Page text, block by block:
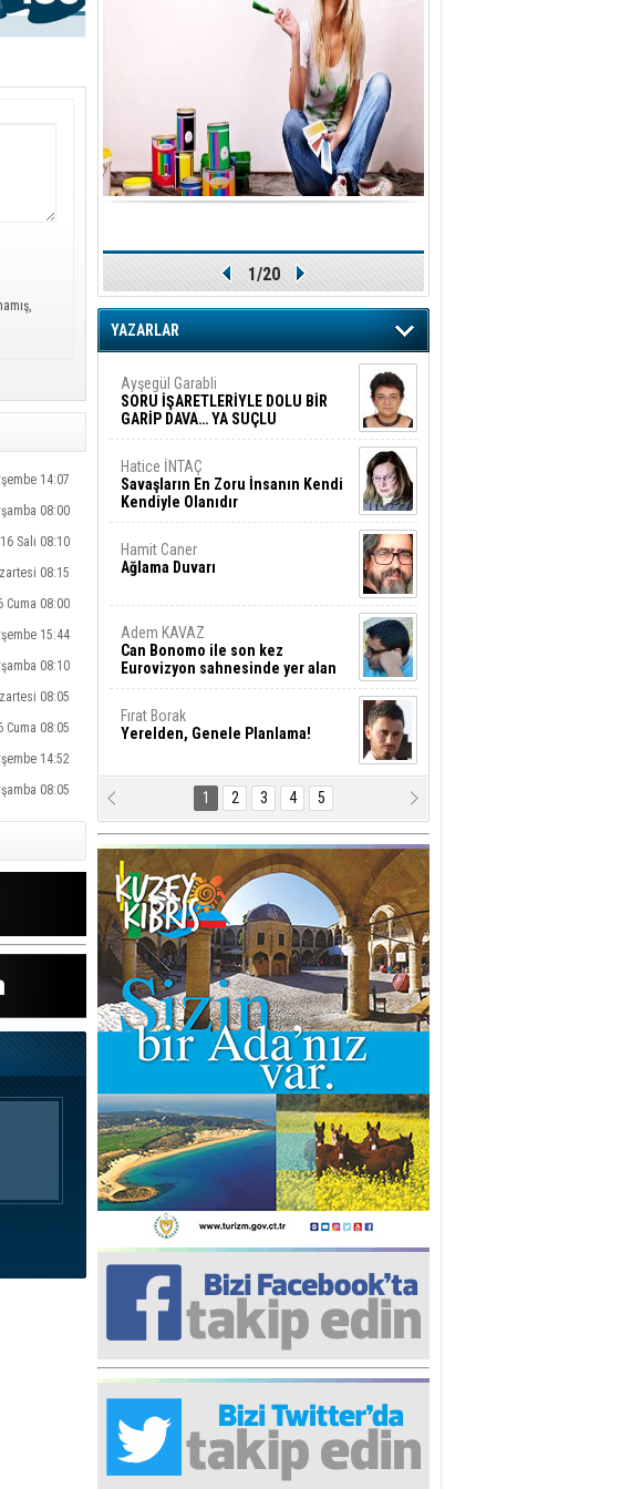
14:07
08:00
Salı 08:10
08:15
Cuma 08:00
15:44
08:10
08:05
Cuma 08:05
14:52
08:05
1/20
YAZARLAR
Ayşegül Garabli
SORU İŞARETLERİYLE DOLU BİR
GARİP DAVA… YA SUÇLU
DEĞİLSE???
Hatice İNTAÇ
Savaşların En Zoru İnsanın Kendi
Kendiyle Olanıdır
Hamit Caner
Ağlama Duvarı
Adem KAVAZ
Can Bonomo ile son kez
Eurovizyon sahnesinde yer alan
Türkiye 10 yıl aradan sonra
Fırat Borak
Yerelden, Genele Planlama!
Erkut YILMABAŞAR
Bayrak tartışmaları ve ihalesiz
işler!
Arif Alasya
2015 SONRASI VE AKINCI.
Fatma Baysal
SURLAR İÇİ’NDE KOLAYDIR ÖLMEK
Ediz TUNCEL
Göz göre göre…
Taner ULUTAŞ
İnşallah St. Lois ile Hakkaido
Adası gibi olmayız !...
Ali KİŞMİR
FIRSAT VE KORKU
Turgut ÇALICI
İki Lakırdı da benden!
Yrd. Doç. Ercan HOŞKARA
Yatırım Yapmazsan Var Olamazsın:
Hedefteki Kurum Kıb-Tek
Rana Sarro
Başıma gelen skandal olayı
1 2 3 4 5